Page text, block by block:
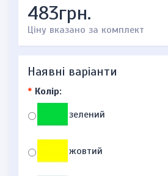
483грн.
Ціну вказано за комплект
Наявні варіанти
* Колір:
зелений
жовтий